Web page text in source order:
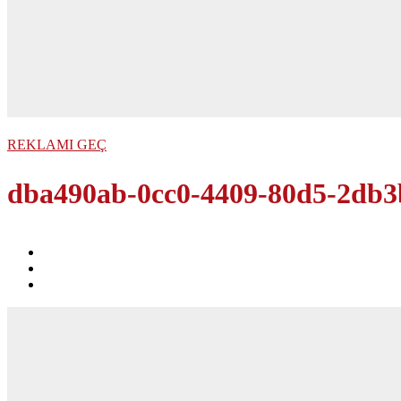
REKLAMI GEÇ
dba490ab-0cc0-4409-80d5-